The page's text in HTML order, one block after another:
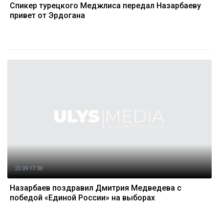
Спикер турецкого Меджлиса передал Назарбаеву
привет от Эрдогана
22.09 17:30
Назарбаев поздравил Дмитрия Медведева с
победой «Единой России» на выборах